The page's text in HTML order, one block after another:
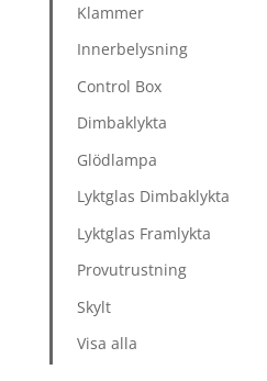
Klammer
Innerbelysning
Control Box
Dimbaklykta
Glödlampa
Lyktglas Dimbaklykta
Lyktglas Framlykta
Provutrustning
Skylt
Visa alla